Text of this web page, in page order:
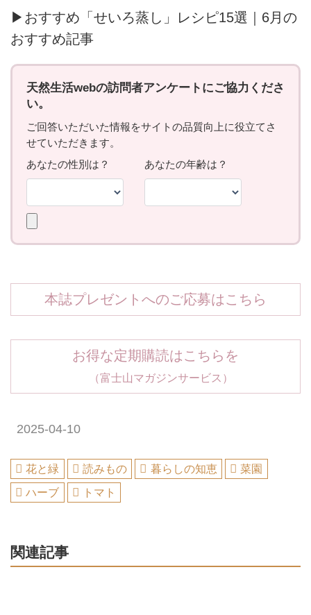
▶おすすめ「せいろ蒸し」レシピ15選｜6月の
おすすめ記事
本誌プレゼントへのご応募はこちら
お得な定期購読はこちらを
（富士山マガジンサービス）
2025-04-10
花と緑 読みもの 暮らしの知恵
菜園
ハーブ
トマト
関連記事